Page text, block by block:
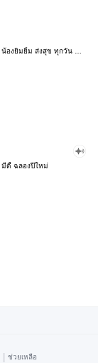
มีดี้ ฉลองปีใหม่
| ช่วยเหลือ